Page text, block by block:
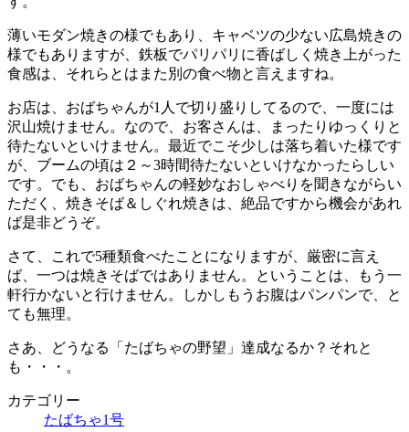
薄いモダン焼きの様でもあり、キャベツの少ない広島焼きの
様でもありますが、鉄板でパリパリに香ばしく焼き上がった
食感は、それらとはまた別の食べ物と言えますね。
お店は、おばちゃんが1人で切り盛りしてるので、一度には
沢山焼けません。なので、お客さんは、まったりゆっくりと
待たないといけません。最近でこそ少しは落ち着いた様です
が、ブームの頃は２～3時間待たないといけなかったらしい
です。でも、おばちゃんの軽妙なおしゃべりを聞きながらい
ただく、焼きそば＆しぐれ焼きは、絶品ですから機会があれ
ば是非どうぞ。
さて、これで5種類食べたことになりますが、厳密に言え
ば、一つは焼きそばではありません。ということは、もう一
軒行かないと行けません。しかしもうお腹はパンパンで、と
ても無理。
さあ、どうなる「たばちゃの野望」達成なるか？それと
も・・・。
カテゴリー
たばちゃ1号